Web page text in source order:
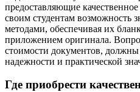
предоставляющие
своим студентам возможность
методами, обеспечивая их
приложением оригинала.
стоимости документов, должны
надежности и практической
Где приобрести